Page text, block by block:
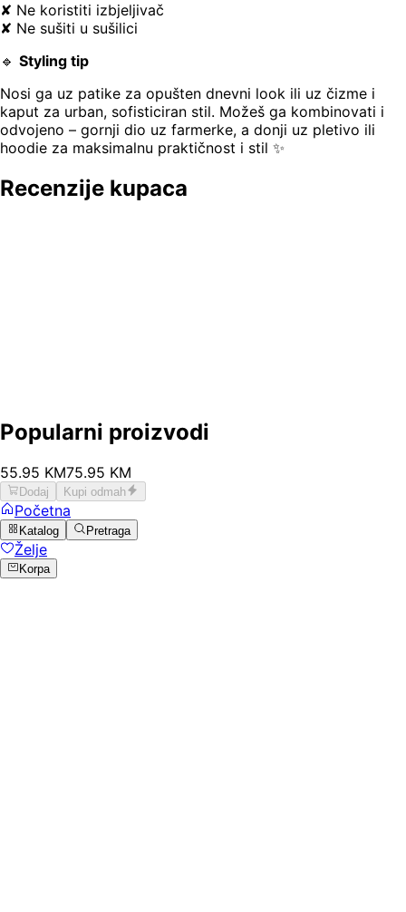
✘ Ne koristiti izbjeljivač
✘ Ne sušiti u sušilici
🔹 Styling tip
Nosi ga uz patike za opušten dnevni look ili uz čizme i
kaput za urban, sofisticiran stil. Možeš ga kombinovati i
odvojeno – gornji dio uz farmerke, a donji uz pletivo ili
hoodie za maksimalnu praktičnost i stil ✨
Recenzije kupaca
Popularni proizvodi
55.95 KM75.95 KM
Dodaj Kupi odmah
Početna
Katalog Pretraga
Želje
Korpa